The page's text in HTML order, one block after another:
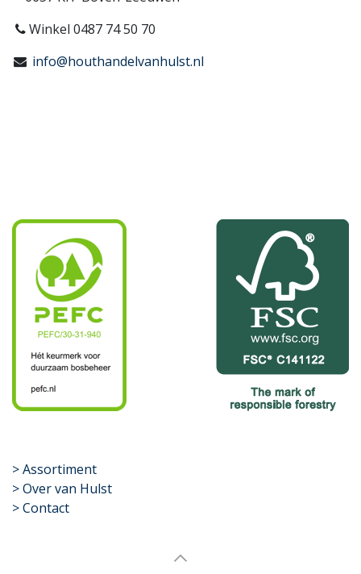
Winkel 0487 74 50 70
info@houthandelvanhulst.nl
​>Assortiment
> Over van Hulst
> Contact